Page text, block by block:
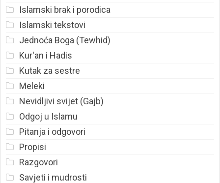
Islamski brak i porodica
Islamski tekstovi
Jednoća Boga (Tewhid)
Kur'an i Hadis
Kutak za sestre
Meleki
Nevidljivi svijet (Gajb)
Odgoj u Islamu
Pitanja i odgovori
Propisi
Razgovori
Savjeti i mudrosti